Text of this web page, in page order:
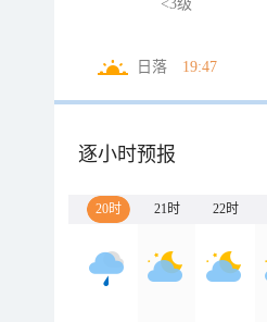
<3级
日落 19:47
逐小时预报
20时 21时 22时